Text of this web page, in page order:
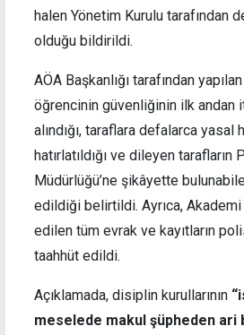
halen Yönetim Kurulu tarafından
olduğu bildirildi.
AÖA Başkanlığı tarafından
öğrencinin güvenliğinin ilk andan
alındığı, taraflara defalarca yasal
hatırlatıldığı ve dileyen tarafların
Müdürlüğü’ne şikâyette
edildiği belirtildi. Ayrıca, Akademi
edilen tüm evrak ve kayıtların
taahhüt edildi.
Açıklamada, disiplin kurullarının
meselede makul şüpheden ari